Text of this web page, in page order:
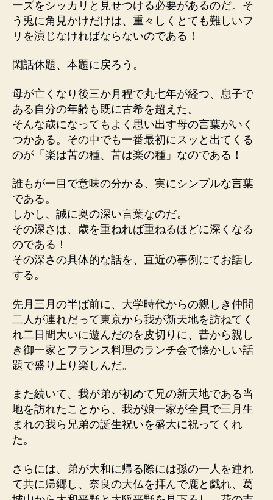
ーズをシッカリと見せつける必要があるのだ。そ
う兎に角見かけだけは、重々しくとても難しいフ
リを演じなければならないのである！
閑話休題、本題に戻ろう。
母が亡くなり後三か月程で丸七年が経つ、息子で
ある自分の年齢も既に古希を超えた。
そんな歳になってもよく思い出す母の言葉がいく
つかある。その中でも一番最初にスッと出てくる
のが「楽は苦の種、苦は楽の種」なのである！
誰もが一目で意味の分かる、実にシンプルな言葉
である。
しかし、誠に奥の深い言葉なのだ。
その深さは、歳を重ねれば重ねるほどに深くなる
のである！
その深さの具体的な話を、直近の事例にてお話し
する。
先月三月の半ば前に、大学時代からの親しき仲間
二人が連れだって東京から我が新天地を訪ねてく
れ二日間大いに遊んだのを皮切りに、昔から親し
き御一家とフランス料理のランチ会で懐かしい話
題で盛り上り楽しんだ。
また続いて、我が弟が初めて兄の新天地である当
地を訪れたことから、我が娘一家が全員で三月生
まれの我ら兄弟の誕生祝いを盛大に祝ってくれ
た。
さらには、弟が大和に帰る際には孫の一人を連れ
て共に帰郷し、奈良の大仏を拝んで鹿と戯れ、葛